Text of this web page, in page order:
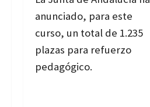
anunciado, para este
curso, un total de 1.235
plazas para refuerzo
pedagógico.